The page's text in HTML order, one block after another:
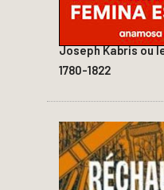
Joseph Kabris ou
1780-1822